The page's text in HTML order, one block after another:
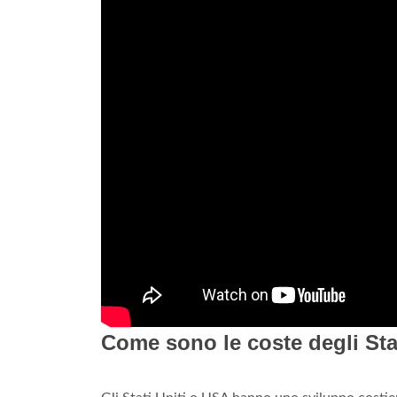
Come sono le coste degli